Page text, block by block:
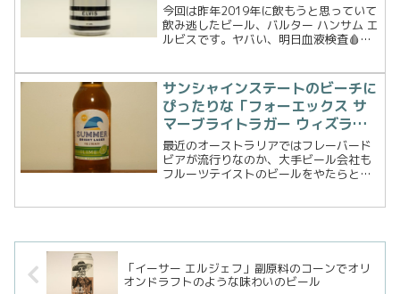
今回は昨年2019年に飲もうと思っていて
飲み逃したビール、バルター ハンサム エ
ルビスです。ヤバい、明日血液検査🩸だ
@blackhopsbeer - Mega Hornet T...
サンシャインステートのビーチに
ぴったりな「フォーエックス サ
マーブライトラガー ウィズライ
ム」は薄味ガブ飲みビール！
最近のオーストラリアではフレーバード
ビアが流行りなのか、大手ビール会社も
フルーツテイストのビールをやたらと出
「イーサー エルジェフ」副原料のコーンでオリ
オンドラフトのような味わいのビール